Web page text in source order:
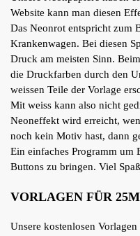
Website kann man diesen
Das Neonrot entspricht zum
Krankenwagen. Bei diesen
Druck am meisten Sinn.
die Druckfarben durch den
weissen Teile der Vorlage
Mit weiss kann also nicht
Neoneffekt wird erreicht,
noch kein Motiv hast, dann
Ein einfaches Programm um
Buttons zu bringen. Viel
VORLAGEN FÜR
Unsere kostenlosen